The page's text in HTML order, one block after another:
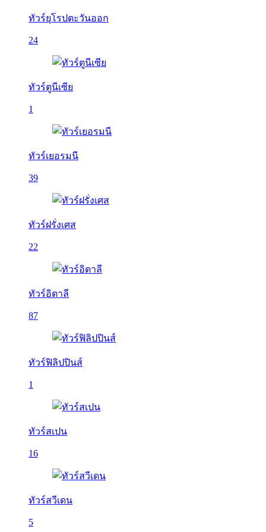
ทัวร์ยุโรปตะวันออก
24
ทัวร์ตูนีเซีย
1
ทัวร์เยอรมนี
39
ทัวร์ฝรั่งเศส
22
ทัวร์อิตาลี
87
ทัวร์ฟิลิปปินส์
1
ทัวร์สเปน
16
ทัวร์สวีเดน
5